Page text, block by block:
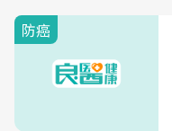
防癌